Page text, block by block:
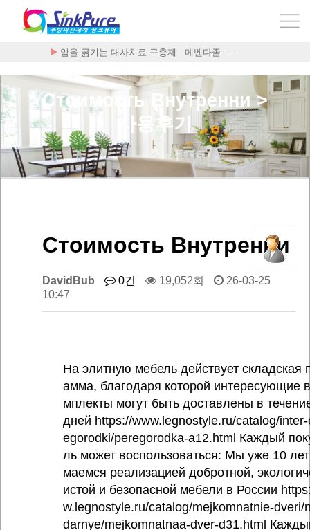
암을 굶기는 대사치료 구충제 - 메벤다졸 - …
Стоимость Внутренни >
사용후기
Стоимость Внутренни
DavidBub 0건 19,052회
26-03-25
10:47
На элитную мебель действует складская
амма, благодаря которой интересующие
мплекты могут быть доставлены в
дней https://www.legnostyle.ru/catalog/
egorodki/peregorodka-a12.html Каждый
ль может воспользоваться: Мы уже 10
маемся реализацией добротной,
истой и безопасной мебели в России
w.legnostyle.ru/catalog/mejkomnatnie-dveri/
darnye/mejkomnatnaa-dver-d31.html